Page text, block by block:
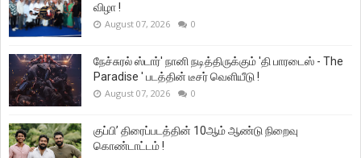
விழா !
August 07, 2026 0
நேச்சுரல் ஸ்டார்' நானி நடித்திருக்கும் 'தி பாரடைஸ் - The
Paradise ' படத்தின் டீசர் வெளியீடு !
August 07, 2026 0
குப்பி’ திரைப்படத்தின் 10ஆம் ஆண்டு நிறைவு
கொண்டாட்டம் !